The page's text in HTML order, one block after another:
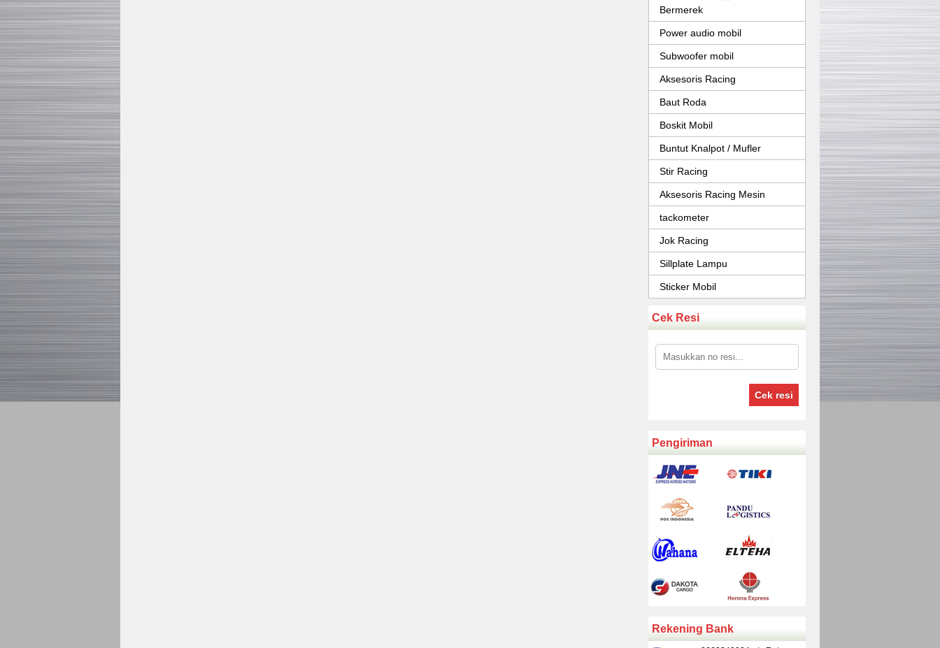
Bermerek
Power audio mobil
Subwoofer mobil
Aksesoris Racing
Baut Roda
Boskit Mobil
Buntut Knalpot / Mufler
Stir Racing
Aksesoris Racing Mesin
tackometer
Jok Racing
Sillplate Lampu
Sticker Mobil
Cek Resi
Cek resi
Pengiriman
Rekening Bank